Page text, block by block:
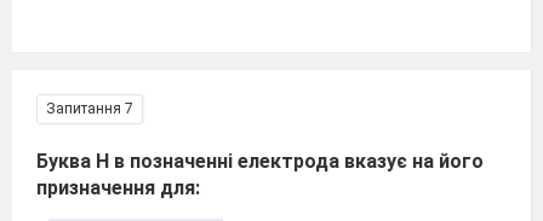
Запитання 7
Буква Н в позначенні електрода вказує на його
призначення для: